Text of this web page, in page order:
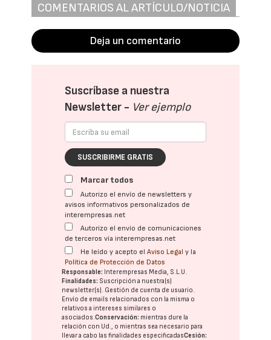
COMENTARIOS AL ARTÍCULO/NOTICIA
Deja un comentario
Suscríbase a nuestra
Newsletter - Ver ejemplo
SUSCRIBIRME GRATIS
Marcar todos
Autorizo el envío de newsletters y
avisos informativos personalizados de
interempresas.net
Autorizo el envío de comunicaciones
de terceros vía interempresas.net
He leído y acepto elAviso Legal y la
Política de Protección de Datos
Responsable: Interempresas Media, S.L.U.
Finalidades: Suscripción a nuestra(s)
newsletter(s). Gestión de cuenta de usuario.
Envío de emails relacionados con la misma o
relativos a intereses similares o
asociados.Conservación: mientras dure la
relación con Ud., o mientras sea necesario para
llevar a cabo las finalidades especificadasCesión: